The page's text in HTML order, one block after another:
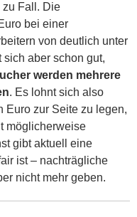
zu Fall. Die
bei einer
von deutlich unter
aber schon gut,
werden mehrere
. Es lohnt sich also
Euro zur Seite zu legen,
möglicherweise
gibt aktuell eine
ist – nachträgliche
nicht mehr geben.